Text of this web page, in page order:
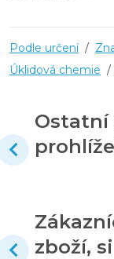
Podle určení /
Úklidová chemie /
Ostatní
zboží,